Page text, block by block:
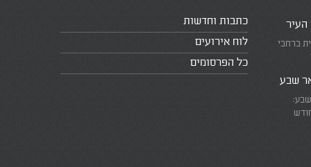
העיר
ברחבי
שבע
כתבות וחדשות
לוח אירועים
כל הפרסומים